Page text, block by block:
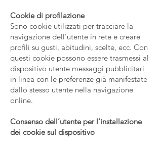
Cookie di profilazione
Sono cookie utilizzati per tracciare la
navigazione dell’utente in rete e creare
profili su gusti, abitudini, scelte, ecc. Con
questi cookie possono essere trasmessi al
dispositivo utente messaggi pubblicitari
in linea con le preferenze già manifestate
dallo stesso utente nella navigazione
online.
Consenso dell’utente per l’installazione
dei cookie sul dispositivo